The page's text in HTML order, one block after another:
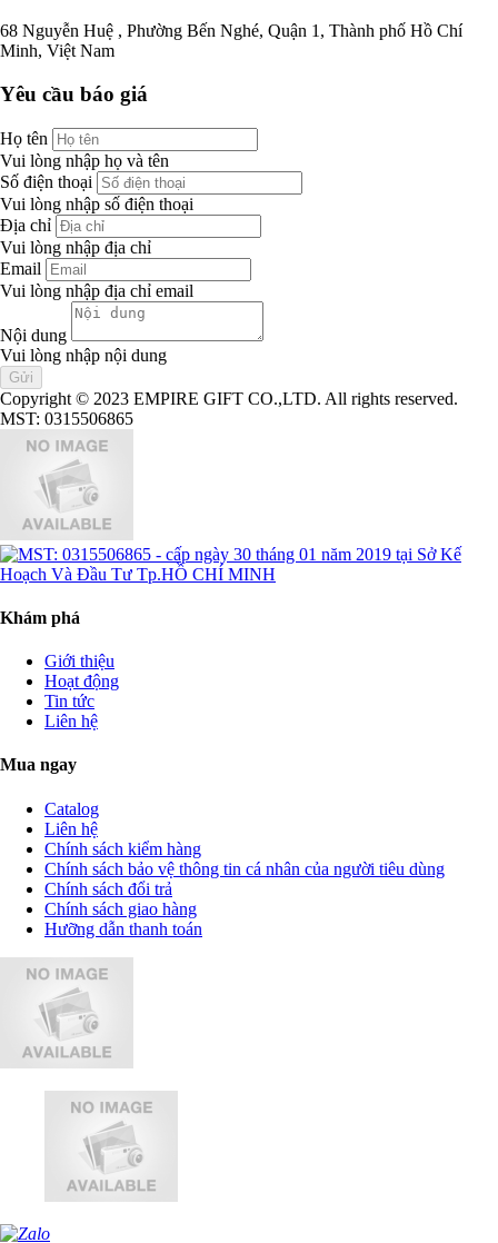
68 Nguyễn Huệ , Phường Bến Nghé, Quận 1, Thành phố Hồ Chí
Minh, Việt Nam
Yêu cầu báo giá
Họ tên
Vui lòng nhập họ và tên
Số điện thoại
Vui lòng nhập số điện thoại
Địa chỉ
Vui lòng nhập địa chỉ
Email
Vui lòng nhập địa chỉ email
Nội dung
Vui lòng nhập nội dung
Copyright © 2023 EMPIRE GIFT CO.,LTD. All rights reserved.
MST: 0315506865
Khám phá
Giới thiệu
Hoạt động
Tin tức
Liên hệ
Mua ngay
Catalog
Liên hệ
Chính sách kiểm hàng
Chính sách bảo vệ thông tin cá nhân của người tiêu dùng
Chính sách đổi trả
Chính sách giao hàng
Hưỡng dẫn thanh toán